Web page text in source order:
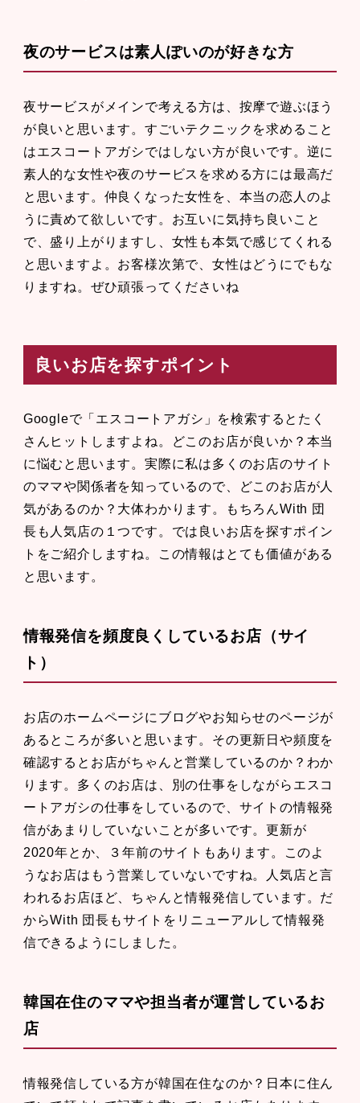
夜のサービスは素人ぽいのが好きな方
夜サービスがメインで考える方は、按摩で遊ぶほう
が良いと思います。すごいテクニックを求めること
はエスコートアガシではしない方が良いです。逆に
素人的な女性や夜のサービスを求める方には最高だ
と思います。仲良くなった女性を、本当の恋人のよ
うに責めて欲しいです。お互いに気持ち良いこと
で、盛り上がりますし、女性も本気で感じてくれる
と思いますよ。お客様次第で、女性はどうにでもな
りますね。ぜひ頑張ってくださいね
良いお店を探すポイント
Googleで「エスコートアガシ」を検索するとたく
さんヒットしますよね。どこのお店が良いか？本当
に悩むと思います。実際に私は多くのお店のサイト
のママや関係者を知っているので、どこのお店が人
気があるのか？大体わかります。もちろんWith 団
長も人気店の１つです。では良いお店を探すポイン
トをご紹介しますね。この情報はとても価値がある
と思います。
情報発信を頻度良くしているお店（サイ
ト）
お店のホームページにブログやお知らせのページが
あるところが多いと思います。その更新日や頻度を
確認するとお店がちゃんと営業しているのか？わか
ります。多くのお店は、別の仕事をしながらエスコ
ートアガシの仕事をしているので、サイトの情報発
信があまりしていないことが多いです。更新が
2020年とか、３年前のサイトもあります。このよ
うなお店はもう営業していないですね。人気店と言
われるお店ほど、ちゃんと情報発信しています。だ
からWith 団長もサイトをリニューアルして情報発
信できるようにしました。
韓国在住のママや担当者が運営しているお
店
情報発信している方が韓国在住なのか？日本に住ん